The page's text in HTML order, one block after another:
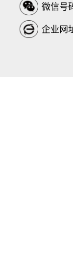
微信号
企业网